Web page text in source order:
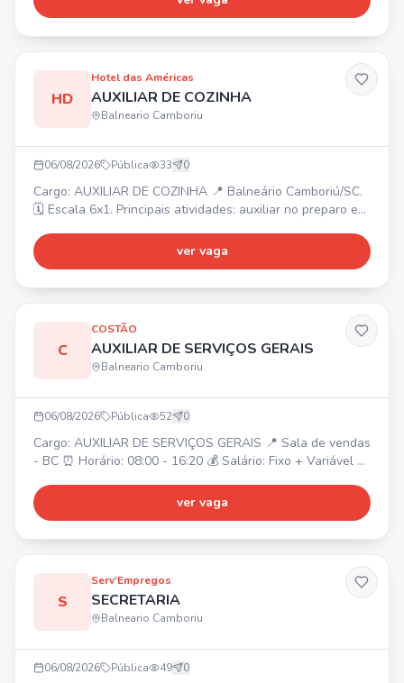
produção e montagem das marmitas, organização e
HD
Hotel das Américas
AUXILIAR DE COZINHA
Balneario Camboriu
06/08/2026 Pública 33 0
Cargo: AUXILIAR DE COZINHA 📍 Balneário Camboriú/SC.
🗓️ Escala 6x1. Principais atividades: auxiliar no preparo e
ingredientes, apoiar a equipe de cozinha, manter a limpeza
e organização. ✅ Requisitos: experiência será um
ver vaga
C
COSTÃO
AUXILIAR DE SERVIÇOS GERAIS
Balneario Camboriu
06/08/2026 Pública 52 0
Cargo: AUXILIAR DE SERVIÇOS GERAIS 📍 Sala de vendas
- BC ⏰ Horário: 08:00 - 16:20 💰 Salário: Fixo + Variável 🎁
Saúde e Odontológico.
ver vaga
S
Serv'Empregos
SECRETARIA
Balneario Camboriu
06/08/2026 Pública 49 0